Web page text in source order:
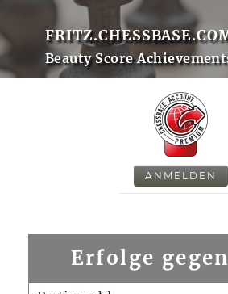
Beauty Score
ANMELDEN
Erfolge